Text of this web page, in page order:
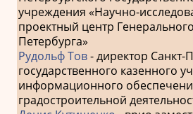
учреждения «Научно-
проектный центр
Петербурга»
Рудольф Тов- директор Санкт-
государственного казенного
информационного
градостроительной